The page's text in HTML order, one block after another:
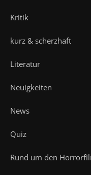
Kritik
kurz & scherzhaft
Literatur
Neuigkeiten
News
Quiz
Rund um den